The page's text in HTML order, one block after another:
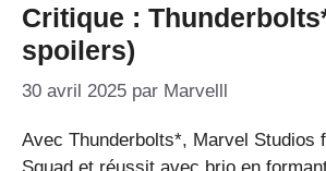
Critique :
spoilers)
30 avril 2025 par Marvelll
Avec Thunderbolts*, Marvel Studios